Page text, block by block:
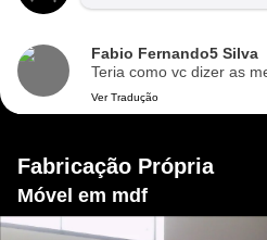
Fabio Fernando5 Silva
Teria como vc dizer as
Ver Tradução
Fabricação Própria
Móvel em mdf